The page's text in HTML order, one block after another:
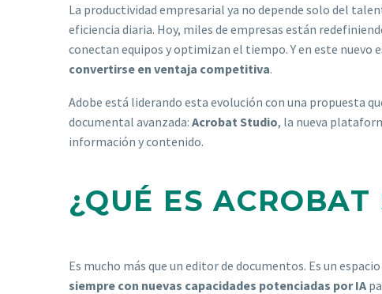
La productividad empresarial ya no depende solo del
eficiencia diaria. Hoy, miles de empresas están
conectan equipos y optimizan el tiempo. Y en este nuevo
convertirse en ventaja competitiva.
Adobe está liderando esta evolución con una propuesta
documental avanzada: Acrobat Studio, la nueva
información y contenido.
¿QUÉ ES ACROBAT
Es mucho más que un editor de documentos. Es un
siempre con nuevas capacidades potenciadas por IA